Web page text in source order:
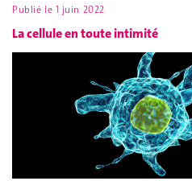
Publié le 1 juin 2022
La cellule en toute intimité